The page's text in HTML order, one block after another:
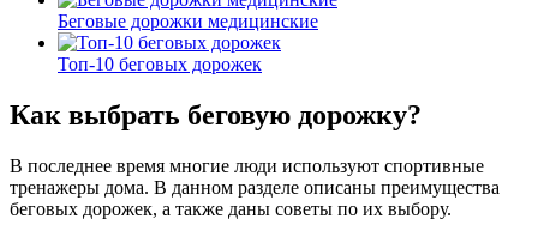
Беговые дорожки медицинские
Топ-10 беговых дорожек
Как выбрать беговую дорожку?
В последнее время многие люди используют спортивные
тренажеры дома. В данном разделе описаны преимущества
беговых дорожек, а также даны советы по их выбору.